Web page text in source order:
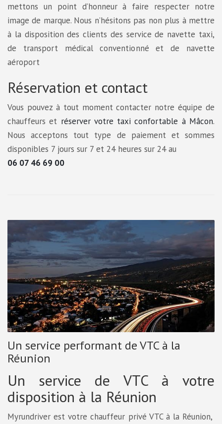
mettons un point d’honneur à faire respecter notre
image de marque. Nous n’hésitons pas non plus à mettre
à la disposition des clients des service de navette taxi,
de transport médical conventionné et de navette
aéroport
Réservation et contact
Vous pouvez à tout moment contacter notre équipe de
chauffeurs et réserver votre taxi confortable à Mâcon.
Nous acceptons tout type de paiement et sommes
disponibles 7 jours sur 7 et 24 heures sur 24 au
06 07 46 69 00
Un service performant de VTC à la
Réunion
Un service de VTC à votre
disposition à la Réunion
Myrundriver est votre chauffeur privé VTC à la Réunion,